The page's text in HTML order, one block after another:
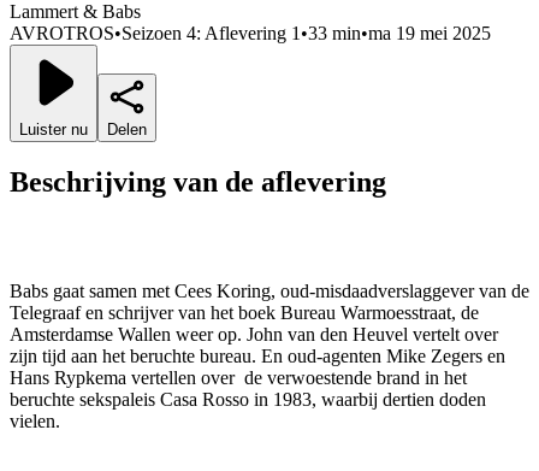
Lammert & Babs
AVROTROS•Seizoen 4: Aflevering 1•33 min•ma 19 mei 2025
Luister nu Delen
Beschrijving van de aflevering
Babs gaat samen met Cees Koring, oud-misdaadverslaggever van de
Telegraaf en schrijver van het boek Bureau Warmoesstraat, de
Amsterdamse Wallen weer op. John van den Heuvel vertelt over
zijn tijd aan het beruchte bureau. En oud-agenten Mike Zegers en
Hans Rypkema vertellen over de verwoestende brand in het
beruchte sekspaleis Casa Rosso in 1983, waarbij dertien doden
vielen.